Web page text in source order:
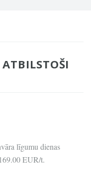
līgumu dienas
EUR/t.